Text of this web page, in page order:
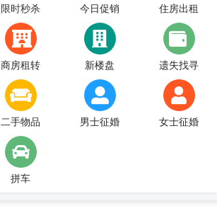
限时秒杀 今日促销 住房出租
商房租转 新楼盘 遗失找寻
二手物品 男士征婚 女士征婚
拼车